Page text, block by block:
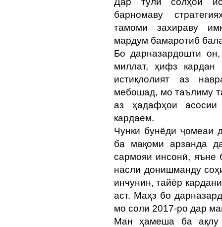
барномаву
тамоми захираву
мардум бамаротиб
Бо дарназардошти
миллат, ҳифз кардан
истиқлолият аз
мебошад, мо таълиму
аз ҳадафҳои асосии
кардаем.
Чунки бунёди ҷомеаи
ба мақоми арзанда
сармояи инсонӣ, яъне
насли донишманду
инчунин, тайёр
аст. Маҳз бо
мо соли 2017-ро дар
Ман ҳамеша ба ақлу